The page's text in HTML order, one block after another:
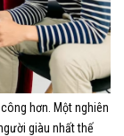
hơn. Một nghiên
giàu nhất thế